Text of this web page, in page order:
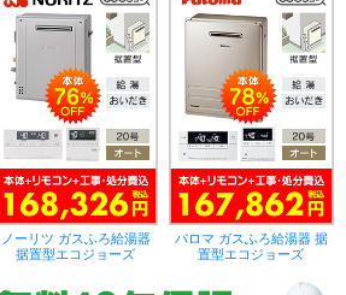
ノーリツ ガスふろ給湯器
据置型エコジョーズ
パロマ ガスふろ給湯器 据
置型エコジョーズ